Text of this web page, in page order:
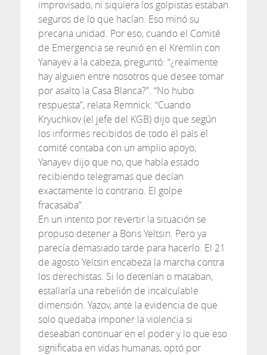
improvisado, ni siquiera los golpistas estaban
seguros de lo que hacían. Eso minó su
precaria unidad. Por eso, cuando el Comité
de Emergencia se reunió en el Kremlin con
Yanayev a la cabeza, preguntó: “¿realmente
hay alguien entre nosotros que desee tomar
por asalto la Casa Blanca?”. “No hubo
respuesta”, relata Remnick: “Cuando
Kryuchkov (el jefe del KGB) dijo que según
los informes recibidos de todo el país el
comité contaba con un amplio apoyo,
Yanayev dijo que no, que había estado
recibiendo telegramas que decían
exactamente lo contrario. El golpe
fracasaba”.
En un intento por revertir la situación se
propuso detener a Boris Yeltsin. Pero ya
parecía demasiado tarde para hacerlo. El 21
de agosto Yeltsin encabeza la marcha contra
los derechistas. Si lo detenían o mataban,
estallaría una rebelión de incalculable
dimensión. Yazov, ante la evidencia de que
solo quedaba imponer la violencia si
deseaban continuar en el poder y lo que eso
significaba en vidas humanas, optó por